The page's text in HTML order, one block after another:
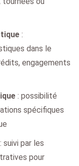
:
dans le
engagements
: possibilité
spécifiques
: suivi par les
pour